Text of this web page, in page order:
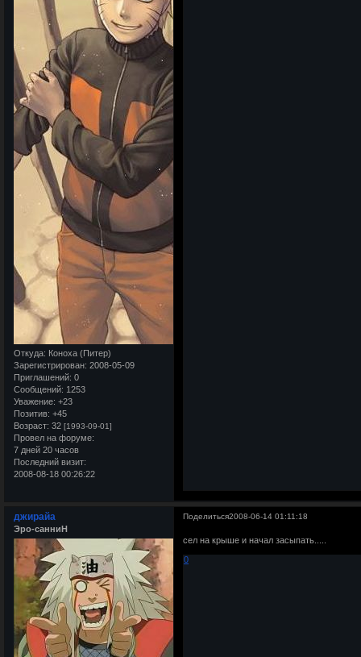
Откуда: Коноха (Питер)
Зарегистрирован: 2008-05-09
Приглашений: 0
Сообщений: 1253
Уважение: +23
Позитив: +45
Возраст: 32 [1993-09-01]
Провел на форуме:
7 дней 20 часов
Последний визит:
2008-08-18 00:26:22
Поделиться2008-06-14 01:11:18
джирайа
Эро-санниН
сел на крыше и начал засыпать.....
0